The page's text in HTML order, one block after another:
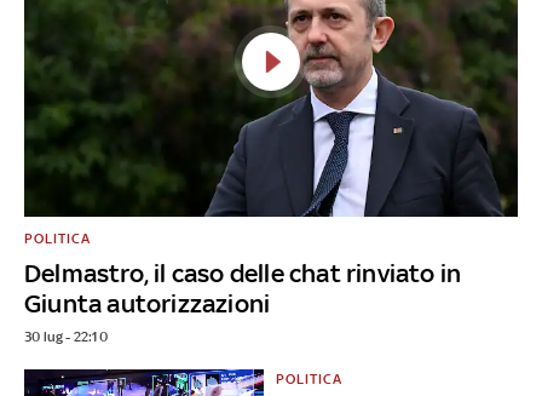
Delmastro, il caso delle chat rinviato in
Giunta autorizzazioni
POLITICA
30 lug - 22:10
POLITICA